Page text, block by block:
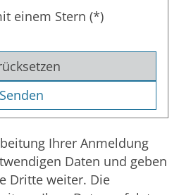
einem Stern (*)
Ihrer Anmeldung
Daten und geben
Dritte weiter. Die